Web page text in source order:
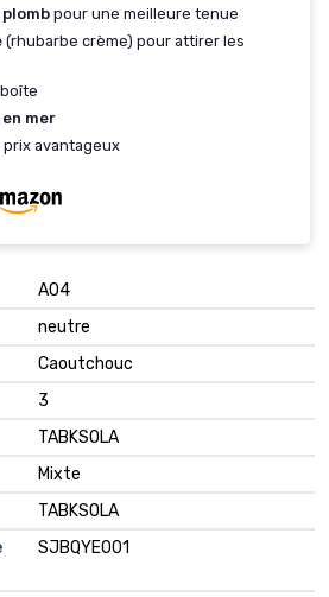
pour une meilleure tenue
(rhubarbe crème) pour attirer les
mer
prix avantageux
‎A04
‎neutre
‎Caoutchouc
‎3
‎TABKSOLA
‎Mixte
‎TABKSOLA
‎SJBQYE001